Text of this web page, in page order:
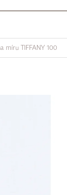
míru TIFFANY 100